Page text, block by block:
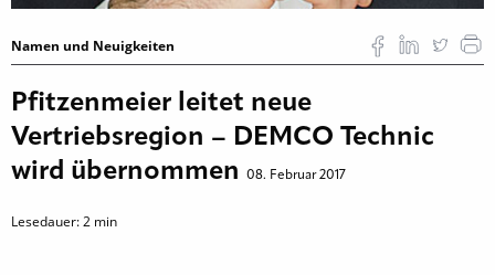
Namen und Neuigkeiten
Pfitzenmeier leitet neue
Vertriebsregion – DEMCO Technic
wird übernommen
08. Februar 2017
Lesedauer:2 min